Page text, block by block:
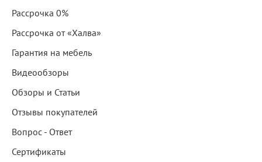
Рассрочка 0%
Рассрочка от «Халва»
Гарантия на мебель
Видеообзоры
Обзоры и Статьи
Отзывы покупателей
Вопрос - Ответ
Сертификаты